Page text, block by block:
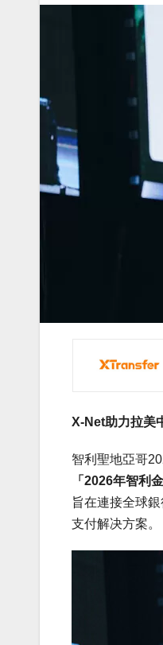
X-Net助力拉美
智利聖地亞哥
「2026年智利
旨在連接全球
支付解决方案。